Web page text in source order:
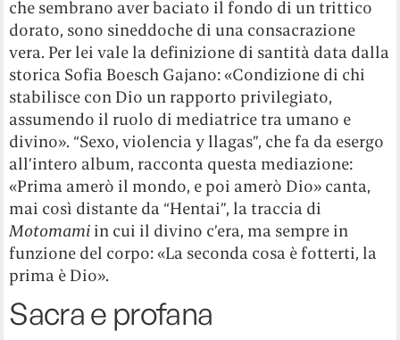
che sembrano aver baciato il fondo di un trittico
dorato, sono sineddoche di una consacrazione
vera. Per lei vale la definizione di santità data dalla
storica Sofia Boesch Gajano: «Condizione di chi
stabilisce con Dio un rapporto privilegiato,
assumendo il ruolo di mediatrice tra umano e
divino». “Sexo, violencia y llagas”, che fa da esergo
all’intero album, racconta questa mediazione:
«Prima amerò il mondo, e poi amerò Dio» canta,
mai così distante da “Hentai”, la traccia di
Motomami in cui il divino c’era, ma sempre in
funzione del corpo: «La seconda cosa è fotterti, la
prima è Dio».
Sacra e profana